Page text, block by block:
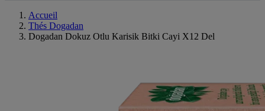
Accueil
Thés Dogadan
Dogadan Dokuz Otlu Karisik Bitki Cayi X12 Del